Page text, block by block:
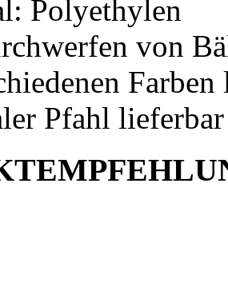
Polyethylen
von
Farben
Pfahl